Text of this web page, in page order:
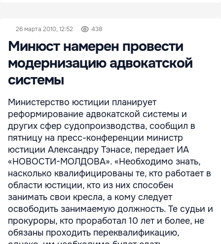
26 марта 2010, 12:52 438
Минюст намерен провести
модернизацию адвокатской
системы
Министерство юстиции планирует
реформирование адвокатской системы и
других сфер судопроизводства, сообщил в
пятницу на пресс-конференции министр
юстиции Александру Тэнасе, передает ИА
«НОВОСТИ-МОЛДОВА». «Необходимо знать,
насколько квалифицированы те, кто работает в
области юстиции, кто из них способен
занимать свои кресла, а кому следует
освободить занимаемую должность. Те судьи и
прокуроры, кто проработал 10 лет и более, не
обязаны проходить переквалификацию,